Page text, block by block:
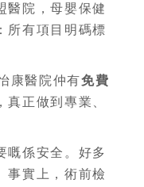
醫院，母嬰保健
所有項目明碼標
康醫院仲有免費
，真正做到專業、
係安全。好多
事實上，術前檢